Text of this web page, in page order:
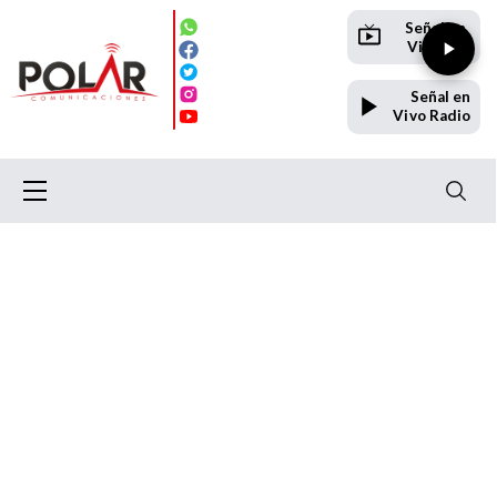
Señal en
Vivo TV
Señal en
Vivo Radio